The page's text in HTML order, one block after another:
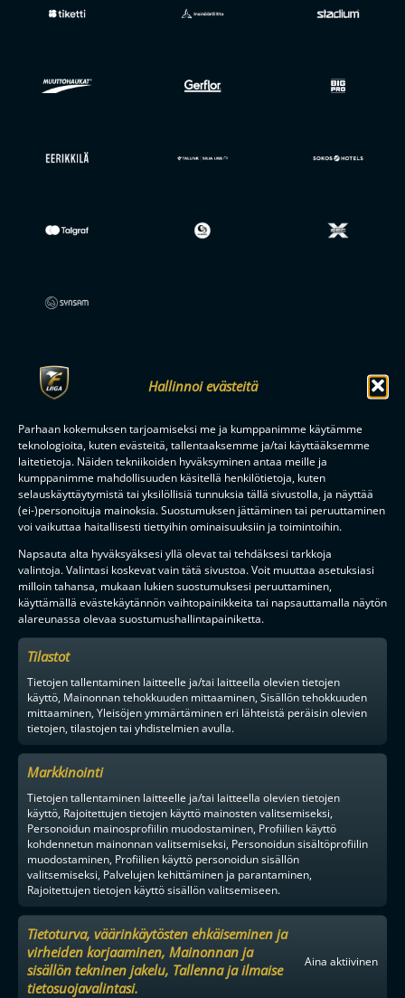
Hallinnoi evästeitä
Parhaan kokemuksen tarjoamiseksi me ja kumppanimme käytämme
teknologioita, kuten evästeitä, tallentaaksemme ja/tai käyttääksemme
laitetietoja. Näiden tekniikoiden hyväksyminen antaa meille ja
kumppanimme mahdollisuuden käsitellä henkilötietoja, kuten
selauskäyttäytymistä tai yksilöllisiä tunnuksia tällä sivustolla, ja näyttää
(ei-)personoituja mainoksia. Suostumuksen jättäminen tai peruuttaminen
voi vaikuttaa haitallisesti tiettyihin ominaisuuksiin ja toimintoihin.
Napsauta alta hyväksyäksesi yllä olevat tai tehdäksesi tarkkoja
valintoja. Valintasi koskevat vain tätä sivustoa. Voit muuttaa asetuksiasi
milloin tahansa, mukaan lukien suostumuksesi peruuttaminen,
käyttämällä evästekäytännön vaihtopainikkeita tai napsauttamalla näytön
alareunassa olevaa suostumushallintapainiketta.
Tilastot
Tietojen tallentaminen laitteelle ja/tai laitteella olevien tietojen
käyttö, Mainonnan tehokkuuden mittaaminen, Sisällön tehokkuuden
mittaaminen, Yleisöjen ymmärtäminen eri lähteistä peräisin olevien
tietojen, tilastojen tai yhdistelmien avulla.
Markkinointi
Tietojen tallentaminen laitteelle ja/tai laitteella olevien tietojen
käyttö, Rajoitettujen tietojen käyttö mainosten valitsemiseksi,
Personoidun mainosprofiilin muodostaminen, Profiilien käyttö
kohdennetun mainonnan valitsemiseksi, Personoidun sisältöprofiilin
muodostaminen, Profiilien käyttö personoidun sisällön
valitsemiseksi, Palvelujen kehittäminen ja parantaminen,
Rajoitettujen tietojen käyttö sisällön valitsemiseen.
Tietoturva, väärinkäytösten ehkäiseminen ja
virheiden korjaaminen, Mainonnan ja
sisällön tekninen jakelu, Tallenna ja ilmaise
tietosuojavalintasi.
Aina aktiivinen
MAAILMAN VIIHDYTTÄVINTÄ SALIBANDYA
MEDIALLE
YHTEISTYÖKUMPPANIKSI
BRÄNDI
EVÄSTEKÄYTÄNNÖT
TIETOSUOJA
F-LIIGAMIEHET